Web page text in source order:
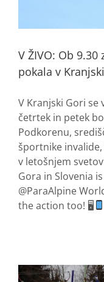
V ŽIVO: Ob
pokala v
V Kranjski Gori se
četrtek in petek
Podkorenu,
športnike
v letošnjem
Gora in Slovenia
@ParaAlpine
the action too! 🖥